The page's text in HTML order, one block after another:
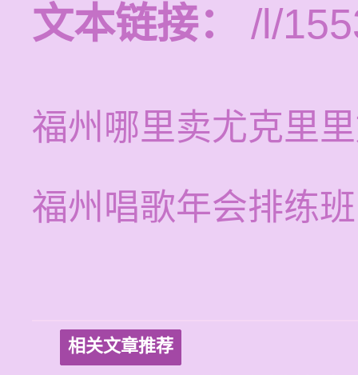
文本链接：
/l/
福州哪里卖尤克里
福州唱歌年会排练
相关文章推荐